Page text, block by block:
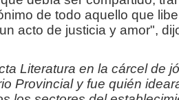
de todo aquello que
acto de justicia y amor",
Literatura en la cárcel de
Provincial y fue quién